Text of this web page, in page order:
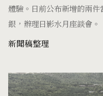
體驗。日前公布新增的兩
銀，辦理日影水月座談會。
新聞稿整理